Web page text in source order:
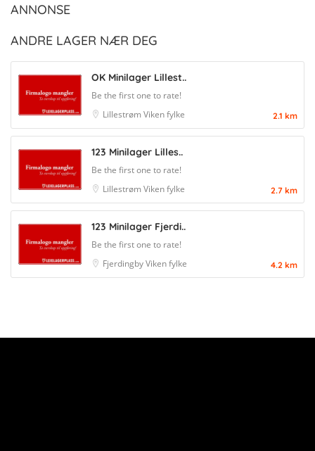
ANNONSE
ANDRE LAGER NÆR DEG
OK Minilager Lillest..
Be the first one to rate!
LillestrømViken fylke 2.1 km
123 Minilager Lilles..
Be the first one to rate!
LillestrømViken fylke 2.7 km
123 Minilager Fjerdi..
Be the first one to rate!
FjerdingbyViken fylke 4.2 km